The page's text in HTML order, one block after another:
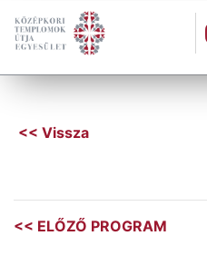
<< Vissza
<< ELŐZŐ PROGRAM